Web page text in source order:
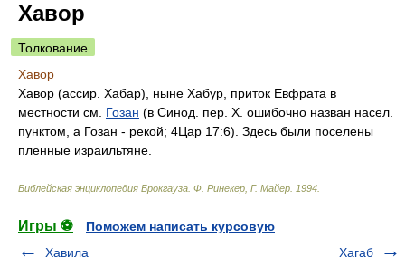
Хавор
Толкование
Хавор
Хавор (ассир. Хабар), ныне Хабур, приток Евфрата в
местности см. Гозан (в Синод. пер. Х. ошибочно назван насел.
пунктом, а Гозан - рекой; 4Цар 17:6). Здесь были поселены
пленные израильтяне.
Библейская энциклопедия Брокгауза Ф. Ринекер, Г. Майер 1994
Игры ⚽
Поможем написать курсовую
Хавила
Хагаб